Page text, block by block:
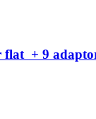
flat + 9